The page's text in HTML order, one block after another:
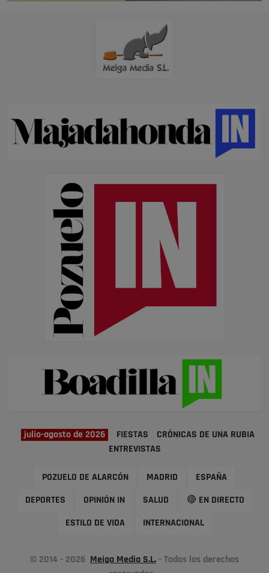
julio-agosto de 2026 FIESTAS
CRÓNICAS DE UNA RUBIA
ENTREVISTAS
POZUELO DE ALARCÓN MADRID ESPAÑA
DEPORTES OPINIÓN IN SALUD 🔴 EN DIRECTO
ESTILO DE VIDA INTERNACIONAL
© 2014 - 2026 Meiga Media S.L. - Todos los derechos